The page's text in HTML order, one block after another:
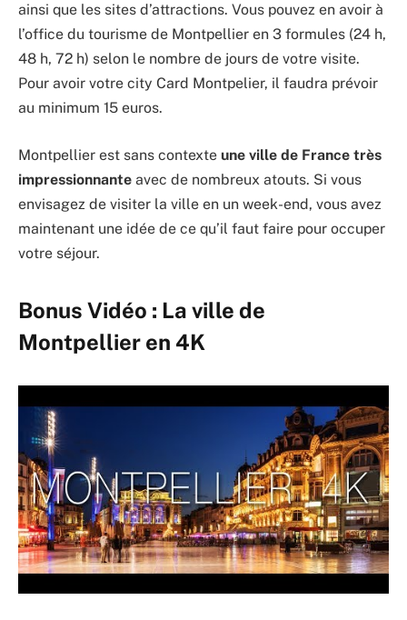
ainsi que les sites d’attractions. Vous pouvez en avoir à
l’office du tourisme de Montpellier en 3 formules (24 h,
48 h, 72 h) selon le nombre de jours de votre visite.
Pour avoir votre city Card Montpelier, il faudra prévoir
au minimum 15 euros.
Montpellier est sans contexte une ville de France très
impressionnante avec de nombreux atouts. Si vous
envisagez de visiter la ville en un week-end, vous avez
maintenant une idée de ce qu’il faut faire pour occuper
votre séjour.
Bonus Vidéo : La ville de
Montpellier en 4K